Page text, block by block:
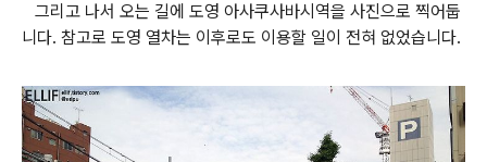
그리고 나서 오는 길에 도영 아사쿠사바시역을 사진으로 찍어둡
니다. 참고로 도영 열차는 이후로도 이용할 일이 전혀 없었습니다.